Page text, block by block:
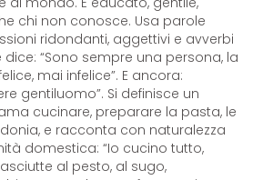
chi non conosce. Usa parole
ridondanti, aggettivi e avverbi
dice: “Sono sempre una persona, la
mai infelice”. E ancora:
gentiluomo”. Si definisce un
cucinare, preparare la pasta, le
e racconta con naturalezza
domestica: “Io cucino tutto,
al pesto, al sugo,